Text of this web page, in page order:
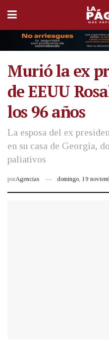
Murió la ex
de EEUU
los 96 años
La esposa del ex
en su casa de Georgia,
paliativos
porAgencias domingo, 19